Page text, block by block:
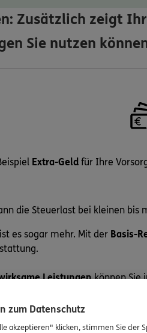
Zusätzlich zeigt
Sie nutzen
Extra-Geld für Ihre
die Steuerlast bei kleinen bis
es sogar mehr. Mit der Basis-
Leistungenkönnen Sie
zahlt.
zum Datenschutz
akzeptieren" klicken, stimmen Sie der